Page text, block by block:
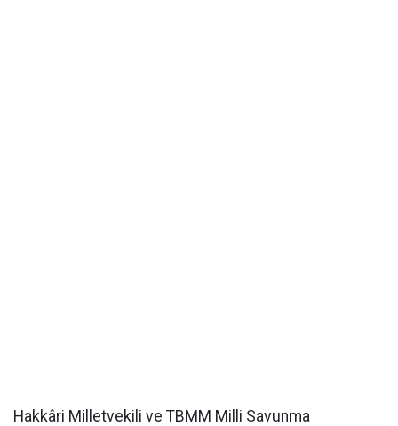
Hakkâri Milletvekili ve TBMM Milli Savunma